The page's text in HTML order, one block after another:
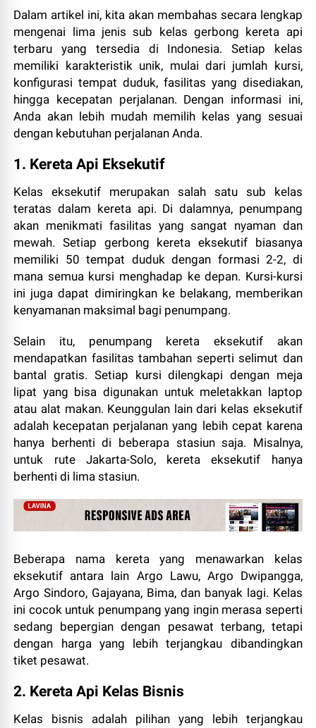
Dalam artikel ini, kita akan membahas secara lengkap
mengenai lima jenis sub kelas gerbong kereta api
terbaru yang tersedia di Indonesia. Setiap kelas
memiliki karakteristik unik, mulai dari jumlah kursi,
konfigurasi tempat duduk, fasilitas yang disediakan,
hingga kecepatan perjalanan. Dengan informasi ini,
Anda akan lebih mudah memilih kelas yang sesuai
dengan kebutuhan perjalanan Anda.
1. Kereta Api Eksekutif
Kelas eksekutif merupakan salah satu sub kelas
teratas dalam kereta api. Di dalamnya, penumpang
akan menikmati fasilitas yang sangat nyaman dan
mewah. Setiap gerbong kereta eksekutif biasanya
memiliki 50 tempat duduk dengan formasi 2-2, di
mana semua kursi menghadap ke depan. Kursi-kursi
ini juga dapat dimiringkan ke belakang, memberikan
kenyamanan maksimal bagi penumpang.
Selain itu, penumpang kereta eksekutif akan
mendapatkan fasilitas tambahan seperti selimut dan
bantal gratis. Setiap kursi dilengkapi dengan meja
lipat yang bisa digunakan untuk meletakkan laptop
atau alat makan. Keunggulan lain dari kelas eksekutif
adalah kecepatan perjalanan yang lebih cepat karena
hanya berhenti di beberapa stasiun saja. Misalnya,
untuk rute Jakarta-Solo, kereta eksekutif hanya
berhenti di lima stasiun.
Beberapa nama kereta yang menawarkan kelas
eksekutif antara lain Argo Lawu, Argo Dwipangga,
Argo Sindoro, Gajayana, Bima, dan banyak lagi. Kelas
ini cocok untuk penumpang yang ingin merasa seperti
sedang bepergian dengan pesawat terbang, tetapi
dengan harga yang lebih terjangkau dibandingkan
tiket pesawat.
2. Kereta Api Kelas Bisnis
Kelas bisnis adalah pilihan yang lebih terjangkau